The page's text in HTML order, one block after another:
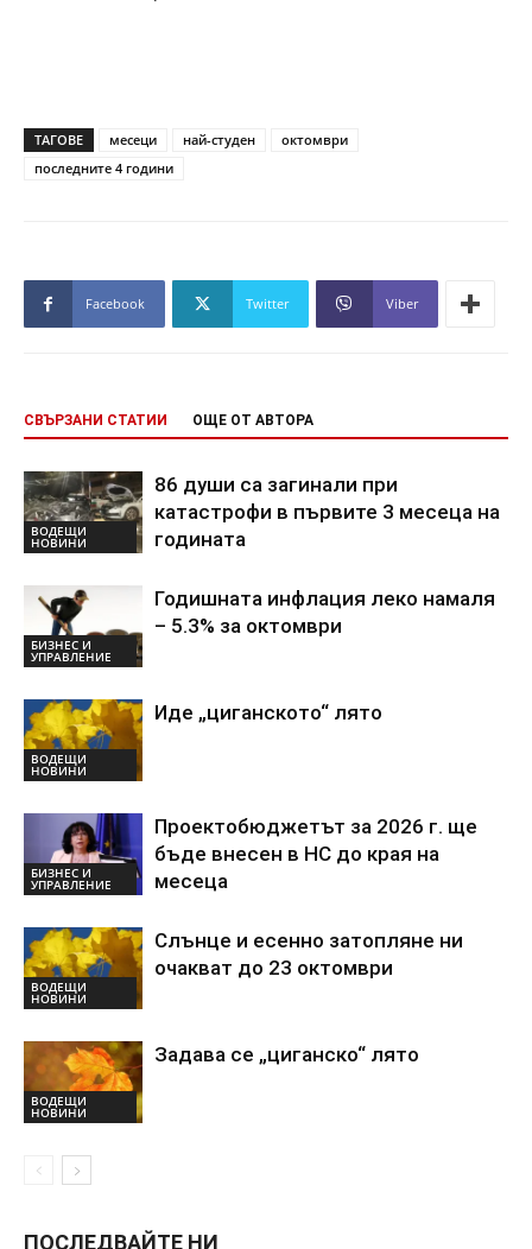
ТАГОВЕ месеци най-студен
октомври
последните 4 години
Facebook Twitter Viber
СВЪРЗАНИ СТАТИИ ОЩЕ ОТ АВТОРА
ВОДЕЩИ
НОВИНИ
86 души са загинали при
катастрофи в първите 3 месеца на
годината
БИЗНЕС И
УПРАВЛЕНИЕ
Годишната инфлация леко намаля
– 5.3% за октомври
ВОДЕЩИ
НОВИНИ
Иде „циганското“ лято
БИЗНЕС И
УПРАВЛЕНИЕ
Проектобюджетът за 2026 г. ще
бъде внесен в НС до края на
месеца
ВОДЕЩИ
НОВИНИ
Слънце и есенно затопляне ни
очакват до 23 октомври
ВОДЕЩИ
НОВИНИ
Задава се „циганско“ лято
ПОСЛЕДВАЙТЕ НИ